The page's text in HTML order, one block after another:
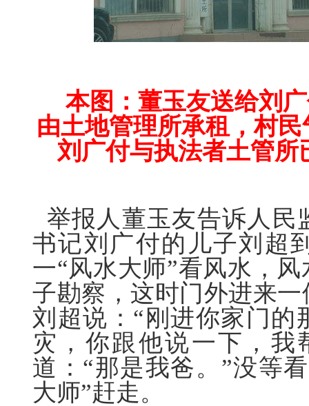
本图：董玉友送给刘
由土地管理所承租，村
刘广付与执法者土管所
举报人董玉友告诉人民
书记刘广付的儿子刘超
一“风水大师”看风水，
子勘察，这时门外进来
刘超说：“刚进你家门的
灾，你跟他说一下，我
道：“那是我爸。”没等
大师”赶走。